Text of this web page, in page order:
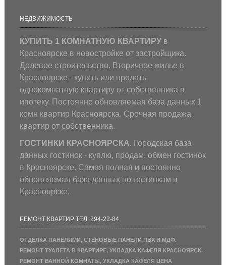
НЕДВИЖИМОСТЬ
КУПИТЬ 1 КОМНАТНУЮ КВАРТИРУв
Красноярске в новостройке от застройщика.
Долевое строительство. Вторичное жилье в
Красноярске - купить или продать
однокомнатную квартиру от собственника в
ипотеку. Постоянно обновляемая база данных 1
комн квартир Красноярска. Срочная продажа
квартир от собственника.
ГОСТИНКИ КРАСНОЯРСКА. Городская база
данных гостинок - куплю, продам, обмен гостинок
в Красноярске. Самая полная и постоянно
обновляемая база данных по гостинкам в
Красноярске.
РЕМОНТ КВАРТИР ТЕЛ. 294-22-84
ОТДЕЛКА ПАНЕЛЯМИ, СТЕНОВЫЕ ПАНЕЛИ ПВХ И МДФ.
РЕМОНТ ТУАЛЕТА В КВАРТИРЕ, УКЛАДКА КАФЕЛЯ КРАСНОЯРСК.
РЕМОНТ ВАННОЙ КОМНАТЫ, УКЛАДКА КАФЕЛЯ ЦЕНА